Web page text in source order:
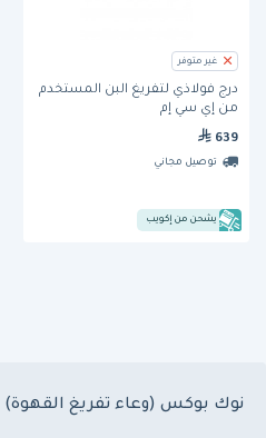
غير متوفر
درج فولاذي لتفريغ البن المستخدم
من إي سي إم
639
توصيل مجاني
يشحن من إكويب
نوك بوكس (وعاء تفريغ القهوة)